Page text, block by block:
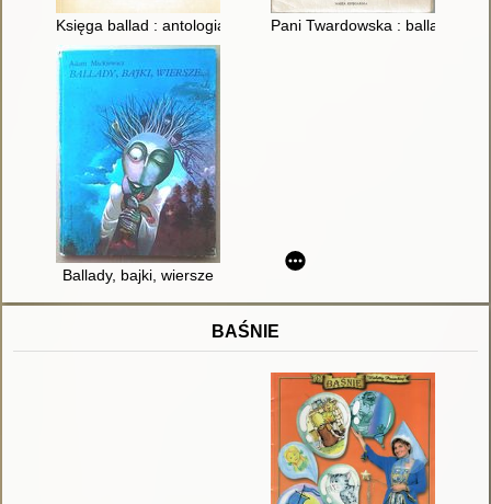
Księga ballad : antologia Pani Twardowska : ballada
Ballady, bajki, wiersze
BAŚNIE